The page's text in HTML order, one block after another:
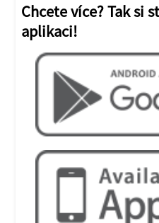
Chcete více? Tak si
aplikaci!